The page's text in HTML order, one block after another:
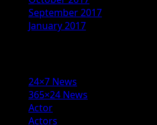
September 2017
January 2017
24×7 News
365×24 News
Actor
Actors